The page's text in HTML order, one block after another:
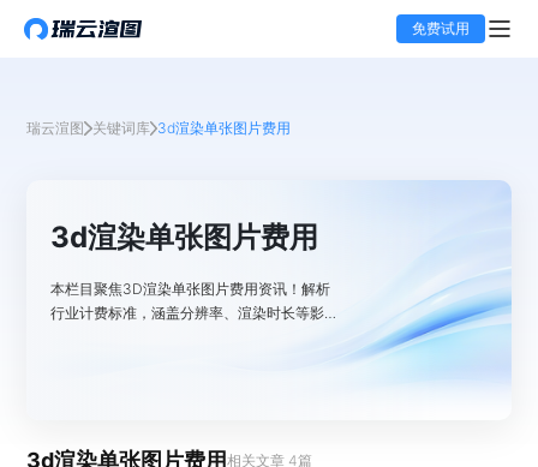
免费试用
瑞云渲图 关键词库 3d渲染单张图片费用
3d渲染单张图片费用
本栏目聚焦3D渲染单张图片费用资讯！解析
行业计费标准，涵盖分辨率、渲染时长等影响
3d渲染单张图片费用相关文章 4篇